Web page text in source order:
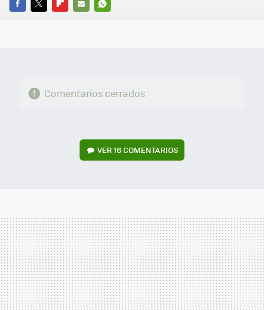
FACEBOOK
TWITTERFLIPBOARD
E-
WHATSAPP
Comentarios cerrados
VER16 COMENTARIOS